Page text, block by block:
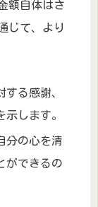
額自体はさ
じて、より
る感謝、
します。
分の心を清
ができるの